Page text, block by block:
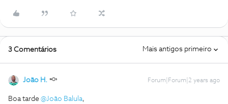
3 Comentários Mais antigos primeiro
João H. Forum|Forum|2 years ago
Boa tarde @João Balula,